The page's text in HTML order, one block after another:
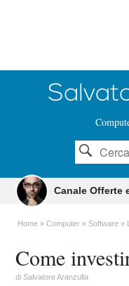
Canale Offerte
Home Computer Software
Come
diSalvatore Aranzulla